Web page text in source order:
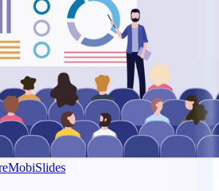
MobiSlides